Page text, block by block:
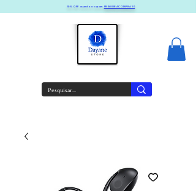
10% OFF usando o cupom PRIMEIRACOMPRA10